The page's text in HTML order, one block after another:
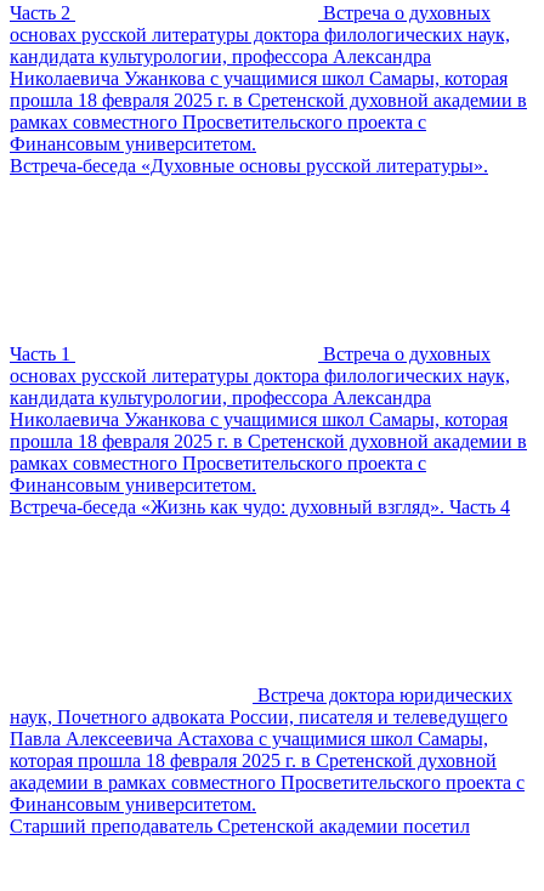
Часть 2
Встреча о духовных
основах русской литературы доктора филологических наук,
кандидата культурологии, профессора Александра
Николаевича Ужанкова с учащимися школ Самары, которая
прошла 18 февраля 2025 г. в Сретенской духовной академии в
рамках совместного Просветительского проекта с
Финансовым университетом.
Встреча-беседа «Духовные основы русской литературы».
Часть 1
Встреча о духовных
основах русской литературы доктора филологических наук,
кандидата культурологии, профессора Александра
Николаевича Ужанкова с учащимися школ Самары, которая
прошла 18 февраля 2025 г. в Сретенской духовной академии в
рамках совместного Просветительского проекта с
Финансовым университетом.
Встреча-беседа «Жизнь как чудо: духовный взгляд». Часть 4
Встреча доктора юридических
наук, Почетного адвоката России, писателя и телеведущего
Павла Алексеевича Астахова с учащимися школ Самары,
которая прошла 18 февраля 2025 г. в Сретенской духовной
академии в рамках совместного Просветительского проекта с
Финансовым университетом.
Старший преподаватель Сретенской академии посетил